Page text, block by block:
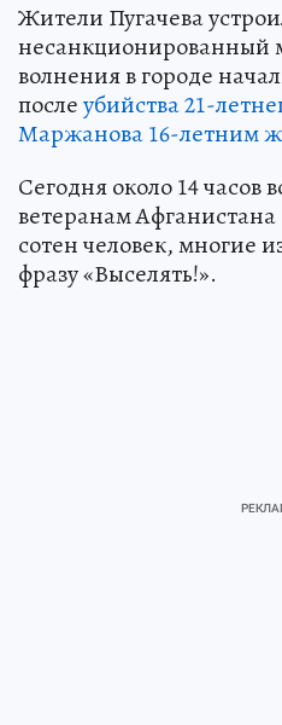
Жители Пугачева
волнения в городе
послеубийства 21-
Маржанова 16-летним
Сегодня около 14 часов
ветеранам Афганистана
сотен человек, многие
фразу «Выселять!».